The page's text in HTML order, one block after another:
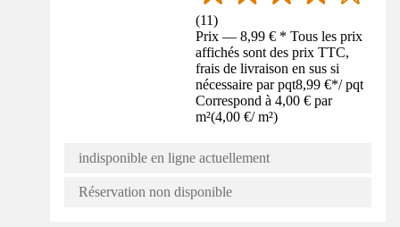
(11)
Prix — 8,99 € * Tous les prix
affichés sont des prix TTC,
frais de livraison en sus si
nécessaire par pqt8,99 €*/ pqt
Correspond à 4,00 € par
m²(4,00 €/ m²)
indisponible en ligne actuellement
Réservation non disponible